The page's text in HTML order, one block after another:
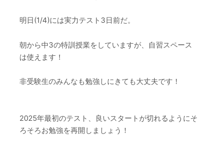
明日(1/4)には実力テスト3日前だ。
朝から中3の特訓授業をしていますが、自習スペース
は使えます！
非受験生のみんなも勉強しにきても大丈夫です！
2025年最初のテスト、良いスタートが切れるようにそ
ろそろお勉強を再開しましょう！